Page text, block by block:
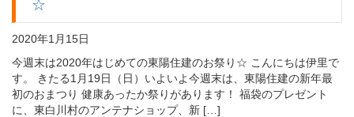
☆
2020年1月15日
今週末は2020年はじめての東陽住建のお祭り☆ こんにちは伊里で
す。 きたる1月19日（日）いよいよ今週末は、東陽住建の新年最
初のおまつり 健康あったか祭りがあります！ 福袋のプレゼント
に、東白川村のアンテナショップ、新 […]